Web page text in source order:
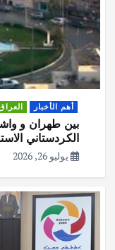
أهم الأخبار
بين طهران و
الكردستاني
يوليو 26, 2026